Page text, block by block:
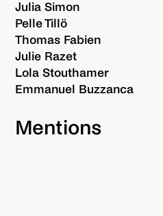
Julia Simon
Pelle Tillö
Thomas Fabien
Julie Razet
Lola Stouthamer
Emmanuel Buzzanca
Mentions